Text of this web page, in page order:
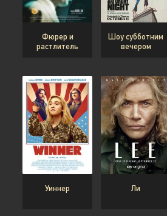
Фюрер и
растлитель
Шоу субботним
вечером
Уиннер Ли